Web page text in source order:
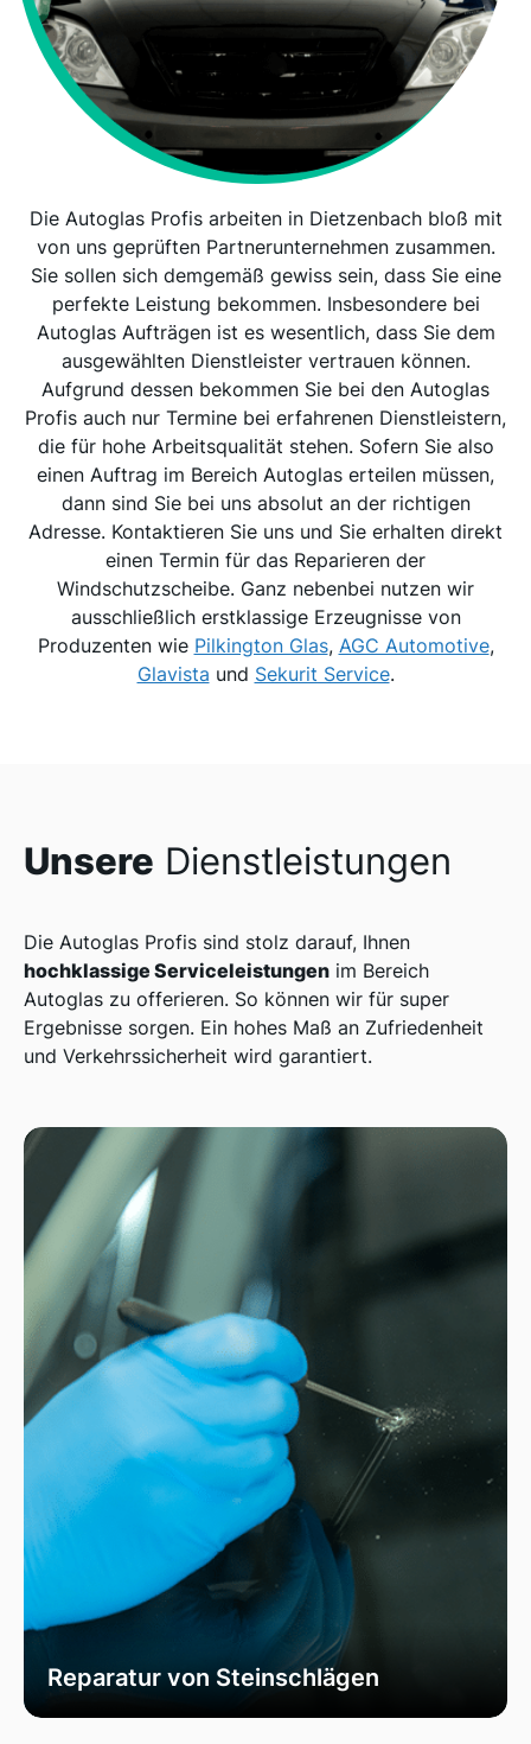
Die Autoglas Profis arbeiten in Dietzenbach bloß mit
von uns geprüften Partnerunternehmen zusammen.
Sie sollen sich demgemäß gewiss sein, dass Sie eine
perfekte Leistung bekommen. Insbesondere bei
Autoglas Aufträgen ist es wesentlich, dass Sie dem
ausgewählten Dienstleister vertrauen können.
Aufgrund dessen bekommen Sie bei den Autoglas
Profis auch nur Termine bei erfahrenen Dienstleistern,
die für hohe Arbeitsqualität stehen. Sofern Sie also
einen Auftrag im Bereich Autoglas erteilen müssen,
dann sind Sie bei uns absolut an der richtigen
Adresse. Kontaktieren Sie uns und Sie erhalten direkt
einen Termin für das Reparieren der
Windschutzscheibe. Ganz nebenbei nutzen wir
ausschließlich erstklassige Erzeugnisse von
Produzenten wie Pilkington Glas, AGC Automotive,
Glavista und Sekurit Service.
Unsere Dienstleistungen
Die Autoglas Profis sind stolz darauf, Ihnen
hochklassige Serviceleistungen im Bereich
Autoglas zu offerieren. So können wir für super
Ergebnisse sorgen. Ein hohes Maß an Zufriedenheit
und Verkehrssicherheit wird garantiert.
Reparatur von Steinschlägen